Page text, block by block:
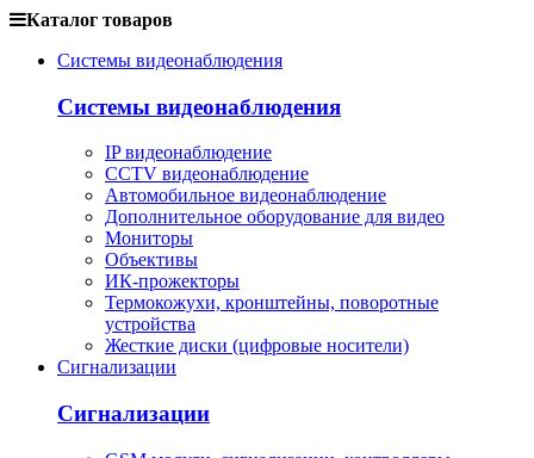
Каталог товаров
Системы видеонаблюдения
Системы видеонаблюдения
IP видеонаблюдение
CCTV видеонаблюдение
Автомобильное видеонаблюдение
Дополнительное оборудование для видео
Мониторы
Объективы
ИК-прожекторы
Термокожухи, кронштейны, поворотные
устройства
Жесткие диски (цифровые носители)
Сигнализации
Сигнализации